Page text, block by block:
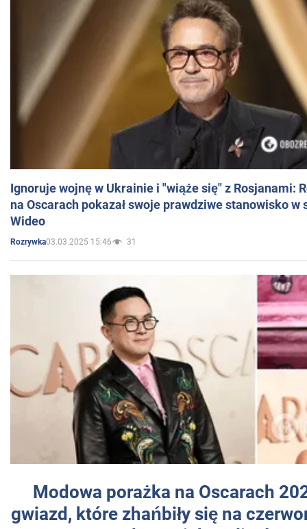
Ignoruje wojnę w Ukrainie i "wiąże się" z Rosjanami:
na Oscarach pokazał swoje prawdziwe stanowisko w
Wideo
Rozrywka03.03.2025 15:46 31
Modowa porażka na Oscarach
gwiazd, które zhańbiły się na